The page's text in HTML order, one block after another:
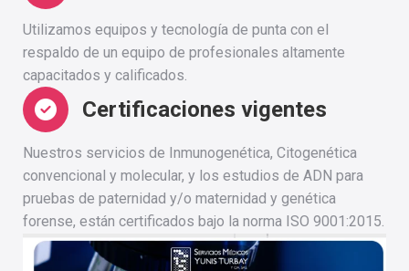
Utilizamos equipos y tecnología de punta con el
respaldo de un equipo de profesionales altamente
capacitados y calificados.
Certificaciones vigentes
Nuestros servicios de Inmunogenética, Citogenética
convencional y molecular, y los estudios de ADN para
pruebas de paternidad y/o maternidad y genética
forense, están certificados bajo la norma ISO 9001:2015.